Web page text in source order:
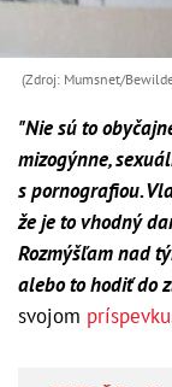
(Zdroj: Mumsnet/
"Nie sú to
mizogýnne,
s pornografiou.
že je to vhodný
Rozmýšľam nad
alebo to hodiť do
svojom príspevku